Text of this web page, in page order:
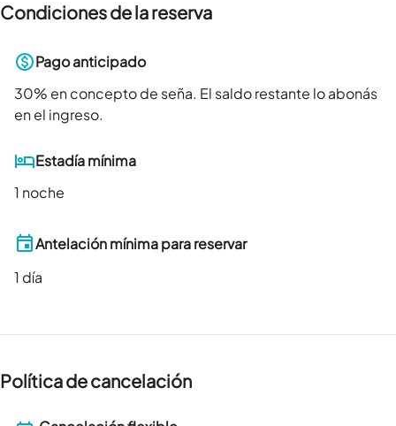
Condiciones de la reserva
Pago anticipado
30% en concepto de seña. El saldo restante lo abonás
en el ingreso.
Estadía mínima
1 noche
Antelación mínima para reservar
1 día
Política de cancelación